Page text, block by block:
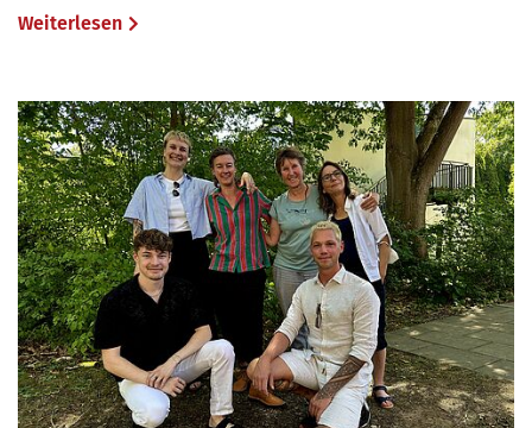
Weiterlesen